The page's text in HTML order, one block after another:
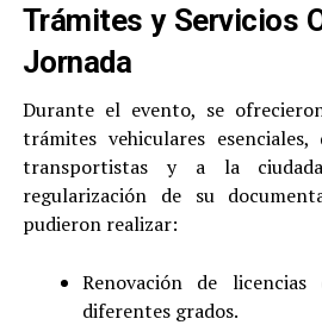
​Trámites y Servicios
Jornada
​Durante el evento, se
trámites vehiculares
transportistas y a la
regularización de su
pudieron realizar:
​Renovación de
diferentes grados.